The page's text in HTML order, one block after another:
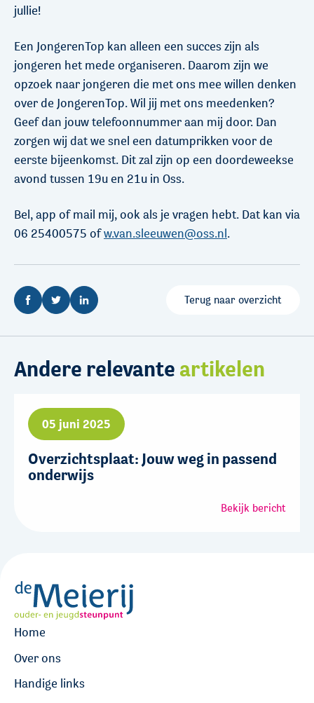
jullie!
Een JongerenTop kan alleen een succes zijn als
jongeren het mede organiseren. Daarom zijn we
opzoek naar jongeren die met ons mee willen denken
over de JongerenTop. Wil jij met ons meedenken?
Geef dan jouw telefoonnummer aan mij door. Dan
zorgen wij dat we snel een datumprikken voor de
eerste bijeenkomst. Dit zal zijn op een doordeweekse
avond tussen 19u en 21u in Oss.
Bel, app of mail mij, ook als je vragen hebt. Dat kan via
06 25400575 ofw.van.sleeuwen@oss.nl.
Terug naar overzicht
Andere relevante artikelen
05 juni 2025
Overzichtsplaat: Jouw weg in passend
onderwijs
Bekijk bericht
Home
Over ons
Handige links